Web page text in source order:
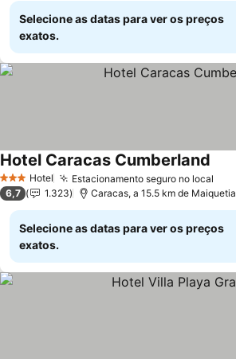
Selecione as datas para ver os preços
exatos.
3 EstrelasHotel Estacionamento seguro no local
Hotel Caracas Cumberland
6,7 1.323 Caracas, a 15.5 km de Maiquetia
Selecione as datas para ver os preços
exatos.